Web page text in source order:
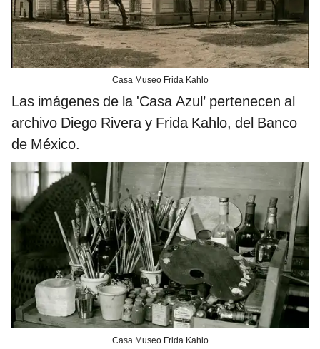
Casa Museo Frida Kahlo
Las imágenes de la 'Casa Azul’ pertenecen al
archivo Diego Rivera y Frida Kahlo, del Banco
de México.
Casa Museo Frida Kahlo